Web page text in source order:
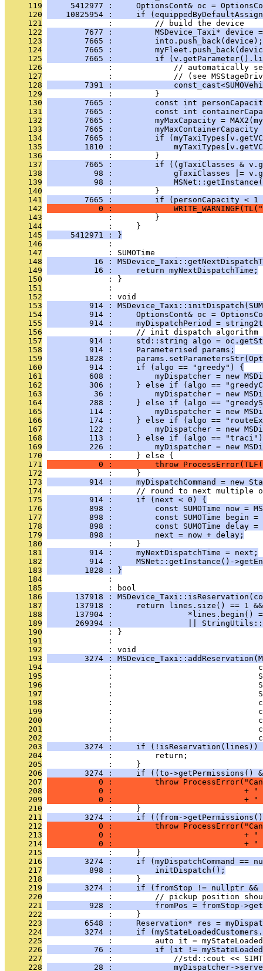
     119
5412977 :     OptionsCont& oc =
     120
10825954 :     if
     121
              :         // build the device
     122
7677 :         MSDevice_Taxi* device
     123
        7665 :         into.push_back(device);
     124
7665 :
     125
7665 :         if
     126
:             // automatically
     127
:             // (see
     128
7391 :
     129
              :         }
     130
7665 :         const int
     131
7665 :         const int
     132
7665 :         myMaxCapacity =
     133
7665 :
     134
7665 :         if
     135
1810 :
     136
              :         }
     137
7665 :         if ((gTaxiClasses &
     138
98 :             gTaxiClasses |=
     139
98 :
     140
              :         }
     141
7665 :         if (personCapacity < 1
     142
0 :
     143
              :         }
     144
              :     }
     145
     5412971 : }
     146
              :
     147
              : SUMOTime
     148
16 :
     149
          16 :     return myNextDispatchTime;
     150
              : }
     151
              :
     152
              : void
     153
914 :
     154
914 :     OptionsCont& oc =
     155
914 :     myDispatchPeriod =
     156
              :     // init dispatch algorithm
     157
914 :     std::string algo =
     158
         914 :     Parameterised params;
     159
1828 :
     160
         914 :     if (algo == "greedy") {
     161
608 :         myDispatcher = new
     162
306 :     } else if (algo ==
     163
36 :         myDispatcher = new
     164
288 :     } else if (algo ==
     165
114 :         myDispatcher = new
     166
174 :     } else if (algo ==
     167
122 :         myDispatcher = new
     168
113 :     } else if (algo ==
     169
226 :         myDispatcher = new
     170
              :     } else {
     171
0 :         throw
     172
              :     }
     173
914 :     myDispatchCommand = new
     174
:     // round to next multiple
     175
         914 :     if (next < 0) {
     176
898 :         const SUMOTime now =
     177
898 :         const SUMOTime begin
     178
898 :         const SUMOTime delay
     179
         898 :         next = now + delay;
     180
              :     }
     181
         914 :     myNextDispatchTime = next;
     182
914 :     MSNet::getInstance()-
     183
        1828 : }
     184
              :
     185
              : bool
     186
137918 :
     187
137918 :     return lines.size() == 1
     188
137904 :                *lines.begin()
     189
269394 :                ||
     190
              : }
     191
              :
     192
              : void
     193
3274 :
     194
:
     195
:
     196
:
     197
:
     198
:
     199
:
     200
:
     201
:
     202
:
     203
3274 :     if (!isReservation(lines))
     204
              :         return;
     205
              :     }
     206
3274 :     if ((to->getPermissions()
     207
0 :         throw
     208
0 :                            +
     209
0 :                            +
     210
              :     }
     211
3274 :     if ((from-
     212
0 :         throw
     213
0 :                            +
     214
0 :                            +
     215
              :     }
     216
3274 :     if (myDispatchCommand ==
     217
         898 :         initDispatch();
     218
              :     }
     219
3274 :     if (fromStop != nullptr
     220
:         // pickup position
     221
928 :         fromPos = fromStop-
     222
              :     }
     223
6548 :     Reservation* res =
     224
3274 :     if
     225
:         auto it =
     226
76 :         if (it !=
     227
:             //std::cout <<
     228
28 :             myDispatcher-